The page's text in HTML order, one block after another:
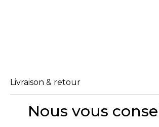
Livraison & retour
Nous vous